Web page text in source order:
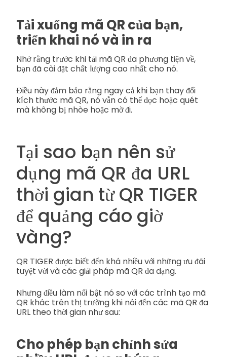
Tải xuống mã QR của bạn,
triển khai nó và in ra
Nhớ rằng trước khi tải mã QR đa phương tiện về,
bạn đã cài đặt chất lượng cao nhất cho nó.
Điều này đảm bảo rằng ngay cả khi bạn thay đổi
kích thước mã QR, nó vẫn có thể đọc hoặc quét
mà không bị nhòe hoặc mờ đi.
Tại sao bạn nên sử
dụng mã QR đa URL
thời gian từ QR TIGER
để quảng cáo giờ
vàng?
QR TIGER được biết đến khá nhiều với những ưu đãi
tuyệt vời và các giải pháp mã QR đa dạng.
Nhưng điều làm nổi bật nó so với các trình tạo mã
QR khác trên thị trường khi nói đến các mã QR đa
URL theo thời gian như sau:
Cho phép bạn chỉnh sửa